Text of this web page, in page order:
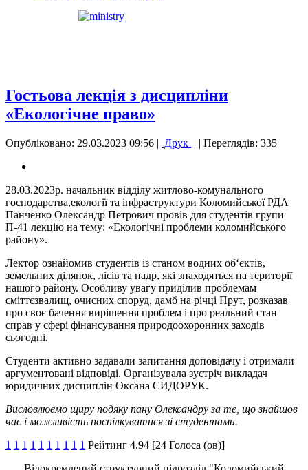
Гостьова лекція з дисципліни
«Екологічне право»
Опубліковано: 29.03.2023 09:56 | Друк | | Переглядів: 335
28.03.2023р. начальник відділу житлово-комунального
господарства,екології та інфраструктури Коломийської РДА
Панченко Олександр Петрович провів для студентів групи
П-41 лекцію на тему: «Екологічні проблеми коломийського
району».
Лектор ознайомив студентів із станом водних об‘єктів,
земельних ділянок, лісів та надр, які знаходяться на території
нашого району. Особливу увагу приділив проблемам
сміттєзвалищ, очисних споруд, дамб на річці Прут, розказав
про своє бачення вирішення проблем і про реальний стан
справ у сфері фінансування природоохоронних заходів
сьогодні.
Студенти активно задавали запитання доповідачу і отримали
аргументовані відповіді. Організувала зустріч викладач
юридичних дисциплін Оксана СИДОРУК.
Висловлюємо щиру подяку пану Олександру за те, що знайшов
час і можливість поспілкуватися зі студентами.
1 1 1 1 1 1 1 1 1 1 Рейтинг 4.94 [24 Голоса (ов)]